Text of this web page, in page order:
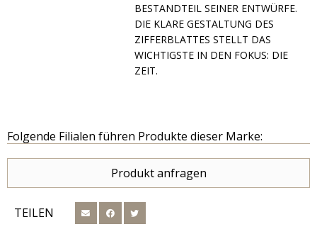
BESTANDTEIL SEINER ENTWÜRFE.
DIE KLARE GESTALTUNG DES
ZIFFERBLATTES STELLT DAS
WICHTIGSTE IN DEN FOKUS: DIE
ZEIT.
Folgende Filialen führen Produkte dieser Marke:
Produkt anfragen
TEILEN